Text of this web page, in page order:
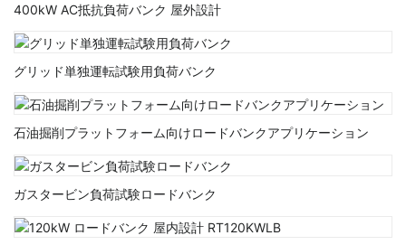
400kW AC抵抗負荷バンク 屋外設計
グリッド単独運転試験用負荷バンク
石油掘削プラットフォーム向けロードバンクアプリケーション
ガスタービン負荷試験ロードバンク